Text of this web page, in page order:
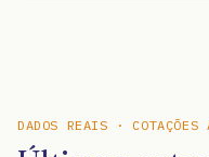
DADOS REAIS · COTAÇÕES